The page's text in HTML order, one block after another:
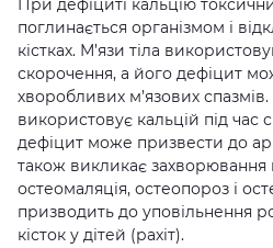
При дефіциті кальцію
поглинається організмом і
кістках. М’язи тіла
скорочення, а його дефіцит
хворобливих м’язових
використовує кальцій під час
дефіцит може призвести до
також викликає захворювання
остеомаляція, остеопороз і
призводить до уповільнення
кісток у дітей (рахіт).